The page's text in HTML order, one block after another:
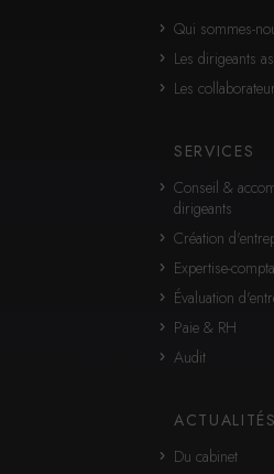
Qui sommes-
Les dirigeants
Les
SERVICES
Conseil &
dirigeants
Création
Expertise-
Évaluation
Paie & RH
Audit
ACTUALITÉS
Du cabinet